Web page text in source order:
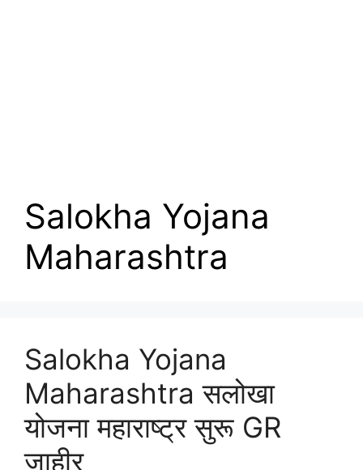
Salokha Yojana
Maharashtra
Salokha Yojana
Maharashtra सलोखा
योजना महाराष्ट्र सुरू GR
जाहीर